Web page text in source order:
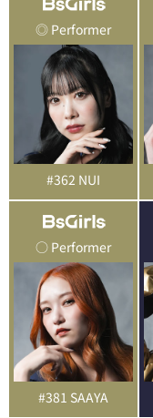
◎ Performer
#362 NUI
○ Performer
#381 SAAYA